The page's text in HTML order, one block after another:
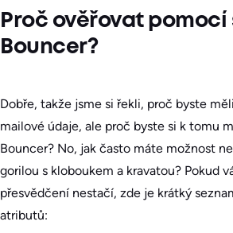
Proč ověřovat pomocí
Bouncer?
Dobře, takže jsme si řekli, proč byste
mailové údaje, ale proč byste si k tomu
Bouncer? No, jak často máte možnost
gorilou s kloboukem a kravatou? Pokud
přesvědčení nestačí, zde je krátký
atributů: